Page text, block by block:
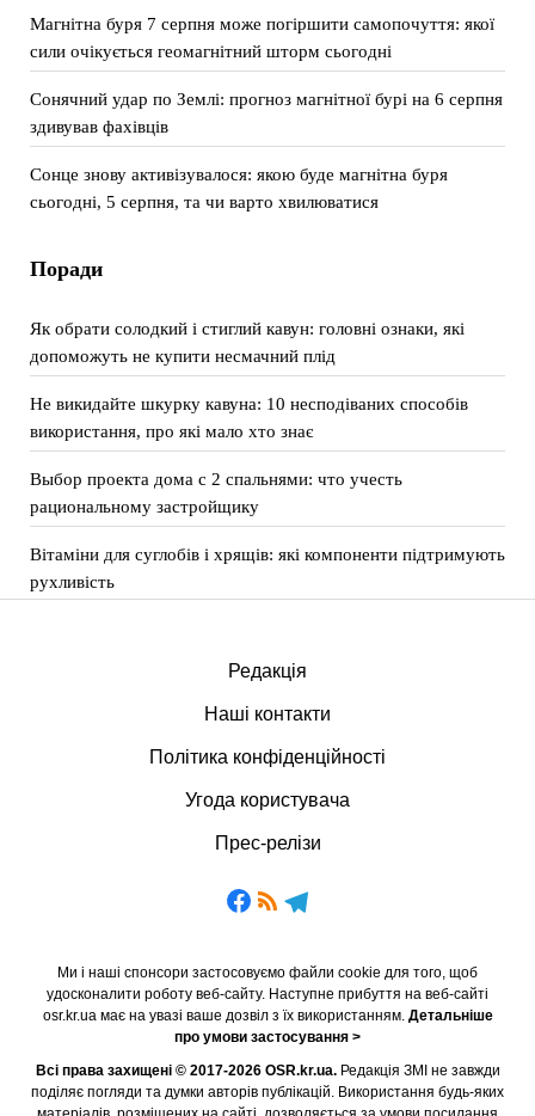
Магнітна буря 7 серпня може погіршити самопочуття: якої
сили очікується геомагнітний шторм сьогодні
Сонячний удар по Землі: прогноз магнітної бурі на 6 серпня
здивував фахівців
Сонце знову активізувалося: якою буде магнітна буря
сьогодні, 5 серпня, та чи варто хвилюватися
Поради
Як обрати солодкий і стиглий кавун: головні ознаки, які
допоможуть не купити несмачний плід
Не викидайте шкурку кавуна: 10 несподіваних способів
використання, про які мало хто знає
Выбор проекта дома с 2 спальнями: что учесть
рациональному застройщику
Вітаміни для суглобів і хрящів: які компоненти підтримують
рухливість
Редакція
Наші контакти
Політика конфіденційності
Угода користувача
Прес-релізи
Ми і наші спонсори застосовуємо файли cookie для того, щоб
удосконалити роботу веб-сайту. Наступне прибуття на веб-сайті
osr.kr.ua має на увазі ваше дозвіл з їх використанням. Детальніше
про умови застосування >
Всі права захищені © 2017-2026 OSR.kr.ua.Редакція ЗМІ не завжди
поділяє погляди та думки авторів публікацій. Використання будь-яких